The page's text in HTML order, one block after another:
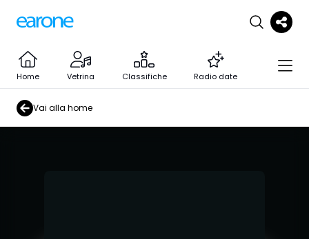
Home Vetrina Classifiche Radio date
Vai alla home